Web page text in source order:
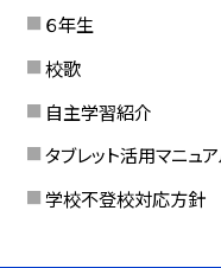
６年生
校歌
自主学習紹介
タブレット活用マニュ
学校不登校対応方針